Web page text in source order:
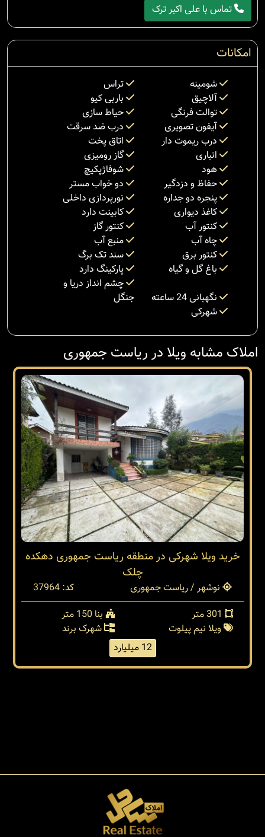
تماس با علی اکبر ترک
امکانات
شومینه
تراس
آلاچیق
باربی کیو
توالت فرنگی
حیاط سازی
آیفون تصویری
درب ضد سرقت
درب ریموت دار
اتاق پخت
انباری
گاز رومیزی
هود
شوفاژپکیچ
حفاظ و دزدگیر
دو خواب مستر
پنجره دو جداره
نورپردازی داخلی
کاغذ دیواری
کابینت دارد
کنتور آب
کنتور گاز
چاه آب
منبع آب
کنتور برق
سند تک برگ
باغ گل و گیاه
پارکینگ دارد
نگهبانی 24 ساعته
چشم انداز دریا و
جنگل
شهرکی
املاک مشابه ویلا در ریاست جمهوری
خرید ویلا شهرکی در منطقه ریاست جمهوری دهکده
چلک
نوشهر / ریاست جمهوری
کد: 37964
بنا 150 متر
ویلا نیم پیلوت
شهرک برند
12 میلیارد